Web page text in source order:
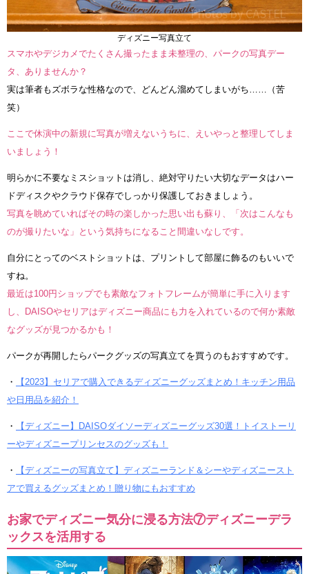
ディズニー写真立て
スマホやデジカメでたくさん撮ったまま未整理の、パークの写真デー
タ、ありませんか？
実は筆者もズボラな性格なので、どんどん溜めてしまいがち……（苦
笑）
ここで休演中の新規に写真が増えないうちに、えいやっと整理してしま
いましょう！
明らかに不要なミスショットは消し、絶対守りたい大切なデータはハー
ドディスクやクラウド保存でしっかり保護しておきましょう。
写真を眺めていればその時の楽しかった思い出も蘇り、「次はこんなも
のが撮りたいな」という気持ちになること間違いなしです。
自分にとってのベストショットは、プリントして部屋に飾るのもいいで
すね。
最近は100円ショップでも素敵なフォトフレームが簡単に手に入ります
し、DAISOやセリアはディズニー商品にも力を入れているので何か素敵
なグッズが見つかるかも！
パークが再開したらパークグッズの写真立てを買うのもおすすめです。
・
【2023】セリアで購入できるディズニーグッズまとめ！キッチン用品
や日用品を紹介！
・
【ディズニー】DAISOダイソーディズニーグッズ30選！トイストーリ
ーやディズニープリンセスのグッズも！
・
【ディズニーの写真立て】ディズニーランド＆シーやディズニースト
アで買えるグッズまとめ！贈り物にもおすすめ
お家でディズニー気分に浸る方法⑦ディズニーデラ
ックスを活用する